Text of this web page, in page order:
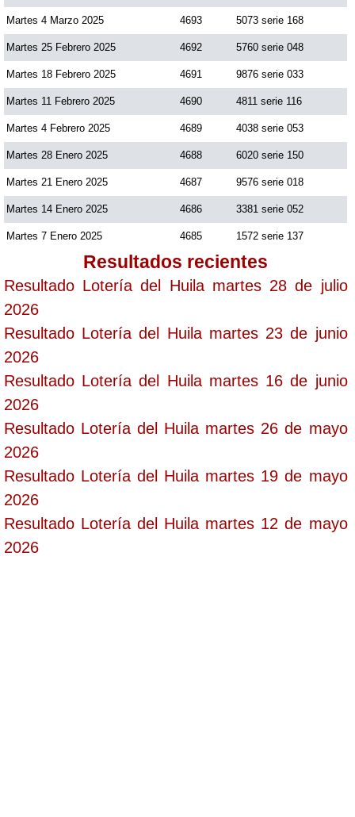
Martes 4 Marzo 2025 4693 5073 serie 168
Martes 25 Febrero 2025 4692 5760 serie 048
Martes 18 Febrero 2025 4691 9876 serie 033
Martes 11 Febrero 2025 4690 4811 serie 116
Martes 4 Febrero 2025 4689 4038 serie 053
Martes 28 Enero 2025 4688 6020 serie 150
Martes 21 Enero 2025 4687 9576 serie 018
Martes 14 Enero 2025 4686 3381 serie 052
Martes 7 Enero 2025 4685 1572 serie 137
Resultados recientes
Resultado Lotería del Huila martes 28 de julio
2026
Resultado Lotería del Huila martes 23 de junio
2026
Resultado Lotería del Huila martes 16 de junio
2026
Resultado Lotería del Huila martes 26 de mayo
2026
Resultado Lotería del Huila martes 19 de mayo
2026
Resultado Lotería del Huila martes 12 de mayo
2026